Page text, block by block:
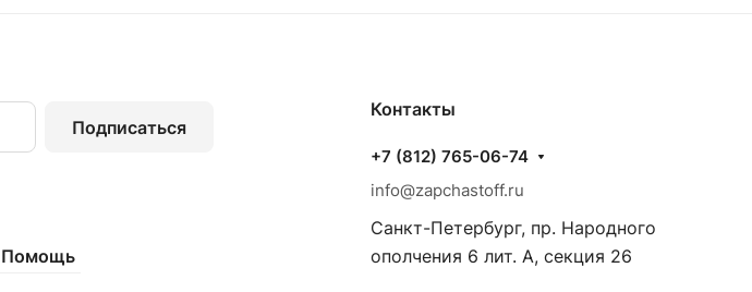
Подписаться
Помощь
Контакты
+7 (812) 765-06-74
info@zapchastoff.ru
Санкт-Петербург, пр. Народного
ополчения 6 лит. А, секция 26